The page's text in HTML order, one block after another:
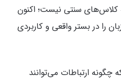
کلاس‌های سنتی نیست؛ اکنون
را در بستر واقعی و کاربردی
چگونه ارتباطات می‌توانند